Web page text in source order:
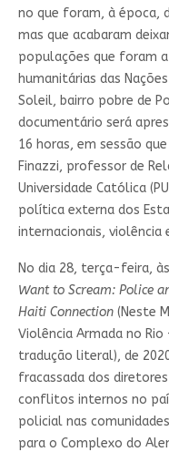
no que foram, à época,
mas que acabaram
populações que foram
humanitárias das
Soleil, bairro pobre de
documentário será
16 horas, em sessão
Finazzi, professor de
Universidade Católica
política externa dos
internacionais, violência
No dia 28, terça-feira,
Want to Scream: Police
Haiti Connection(Neste
Violência Armada no
tradução literal), de
fracassada dos
conflitos internos no
policial nas
para o Complexo do